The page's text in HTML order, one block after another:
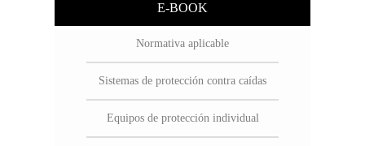
E-BOOK
Normativa aplicable
Sistemas de protección contra caídas
Equipos de protección individual